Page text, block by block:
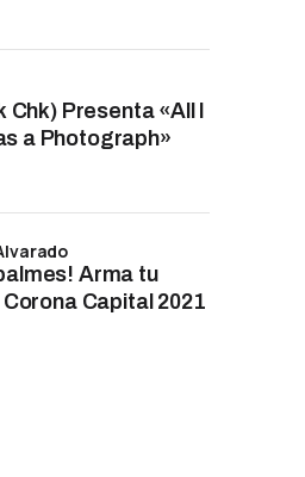
Chk) Presenta «All I
a Photograph»
Arma tu
Capital 2021